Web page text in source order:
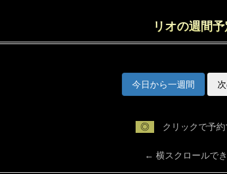
リオの週間
今日から一週間
◎ クリックで予
← 横スクロールで